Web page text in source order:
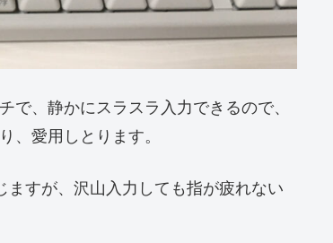
、静かにスラスラ入力できるので、
、愛用しとります。
すが、沢山入力しても指が疲れない